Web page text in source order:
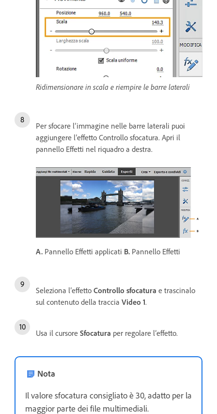
Ridimensionare in scala e riempire le barre laterali
Per sfocare l’immagine nelle barre laterali puoi
aggiungere l’effetto Controllo sfocatura. Apri il
pannello Effetti nel riquadro a destra.
A. Pannello Effetti applicati B. Pannello Effetti
Seleziona l’effetto Controllo sfocatura e trascinalo
sul contenuto della traccia Video 1.
Usa il cursore Sfocatura per regolare l’effetto.
Nota
Il valore sfocatura consigliato è 30, adatto per la
maggior parte dei file multimediali.